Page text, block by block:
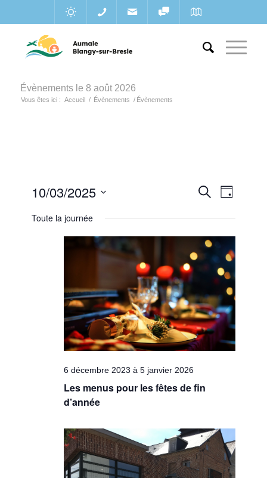
Évènements le 8 août 2026
Vous êtes ici : Accueil / Évènements / Évènements
de
vues
Recherche
de
vues
Jour
10/03/2025
une
Toute la journée
6 décembre 2023 à5 janvier 2026
Les menus pour les fêtes de fin
d’année